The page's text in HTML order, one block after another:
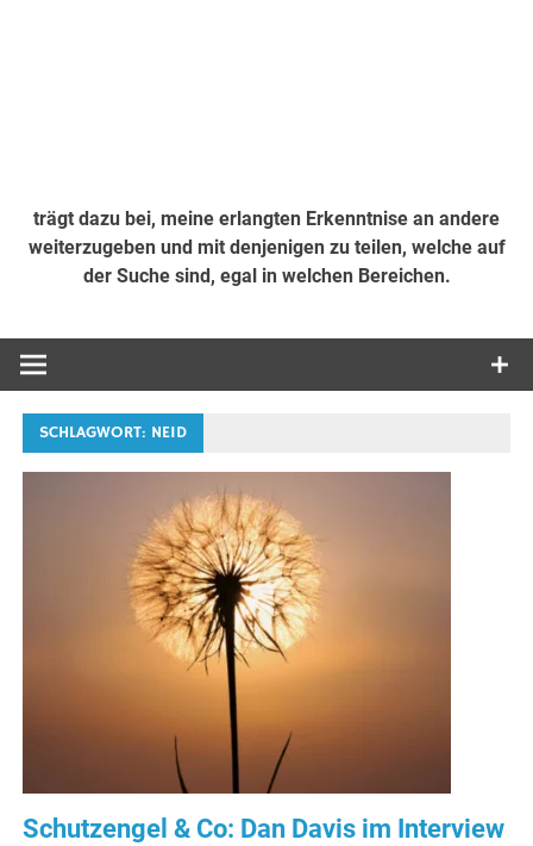
trägt dazu bei, meine erlangten Erkenntnise an andere
weiterzugeben und mit denjenigen zu teilen, welche auf
der Suche sind, egal in welchen Bereichen.
SCHLAGWORT: NEID
Schutzengel & Co: Dan Davis im Interview